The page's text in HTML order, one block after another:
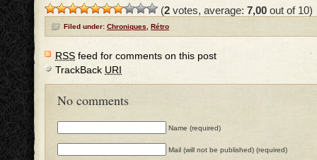
(2 votes, average: 7,00 out of 10)
Filed under: Chroniques Rétro
RSS feed for comments on this post
TrackBackURI
No comments
Name (required)
Mail (will not be published) (required)